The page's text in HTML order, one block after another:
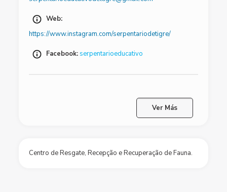
Web:
https://www.instagram.com/serpentariodetigre/
Facebook: serpentarioeducativo
Ver Más
Centro de Resgate, Recepção e Recuperação de Fauna.